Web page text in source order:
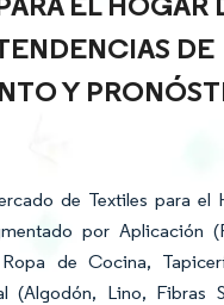
DE
Y
de Textiles para el
por Aplicación
de Cocina,
(Algodón, Lino, Fibras